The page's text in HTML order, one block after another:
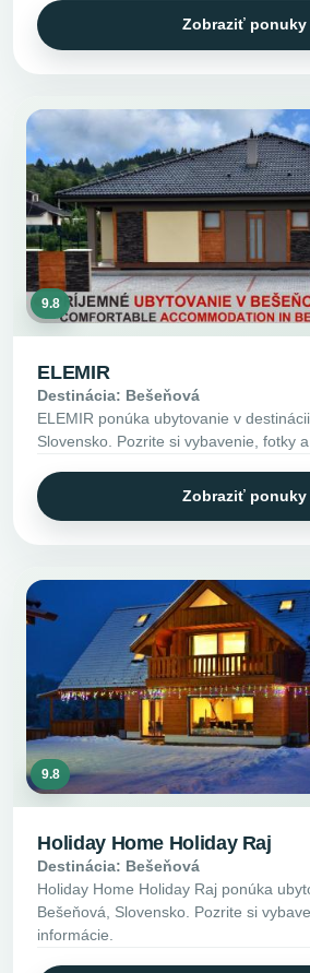
Zobraziť ponuky
9.8
ELEMIR
Destinácia: Bešeňová
ELEMIR ponúka ubytovanie v
Slovensko. Pozrite si vybavenie, fotky
Zobraziť ponuky
9.8
Holiday Home Holiday Raj
Destinácia: Bešeňová
Holiday Home Holiday Raj ponúka
Bešeňová, Slovensko. Pozrite si
informácie.